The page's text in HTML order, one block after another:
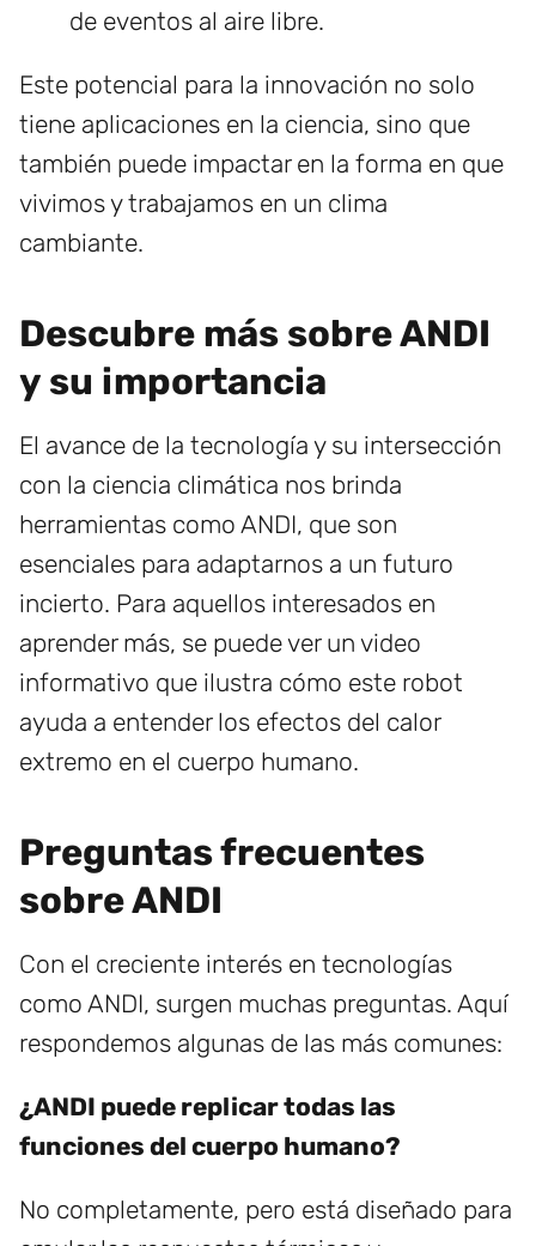
de eventos al aire libre.
Este potencial para la innovación no solo
tiene aplicaciones en la ciencia, sino que
también puede impactar en la forma en que
vivimos y trabajamos en un clima
cambiante.
Descubre más sobre ANDI
y su importancia
El avance de la tecnología y su intersección
con la ciencia climática nos brinda
herramientas como ANDI, que son
esenciales para adaptarnos a un futuro
incierto. Para aquellos interesados en
aprender más, se puede ver un video
informativo que ilustra cómo este robot
ayuda a entender los efectos del calor
extremo en el cuerpo humano.
Preguntas frecuentes
sobre ANDI
Con el creciente interés en tecnologías
como ANDI, surgen muchas preguntas. Aquí
respondemos algunas de las más comunes:
¿ANDI puede replicar todas las
funciones del cuerpo humano?
No completamente, pero está diseñado para